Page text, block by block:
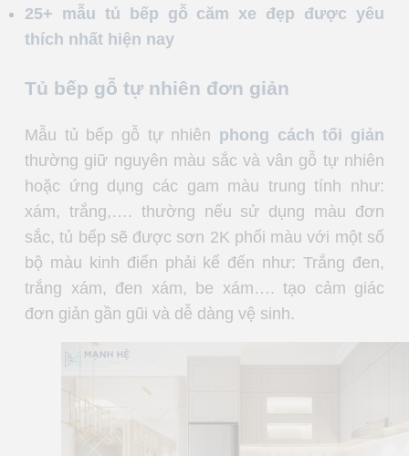
25+ mẫu tủ bếp gỗ căm xe đẹp được yêu
thích nhất hiện nay
Tủ bếp gỗ tự nhiên đơn giản
Mẫu tủ bếp gỗ tự nhiên phong cách tối giản
thường giữ nguyên màu sắc và vân gỗ tự nhiên
hoặc ứng dụng các gam màu trung tính như:
xám, trắng,…. thường nếu sử dụng màu đơn
sắc, tủ bếp sẽ được sơn 2K phối màu với một số
bộ màu kinh điển phải kể đến như: Trắng đen,
trắng xám, đen xám, be xám…. tạo cảm giác
đơn giản gần gũi và dễ dàng vệ sinh.